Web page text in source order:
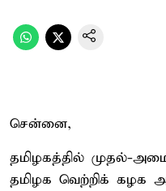
சென்னை,
தமிழகத்தில் முதல்-
தமிழக வெற்றிக் கழக